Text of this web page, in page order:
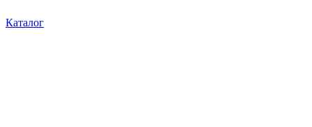
Каталог